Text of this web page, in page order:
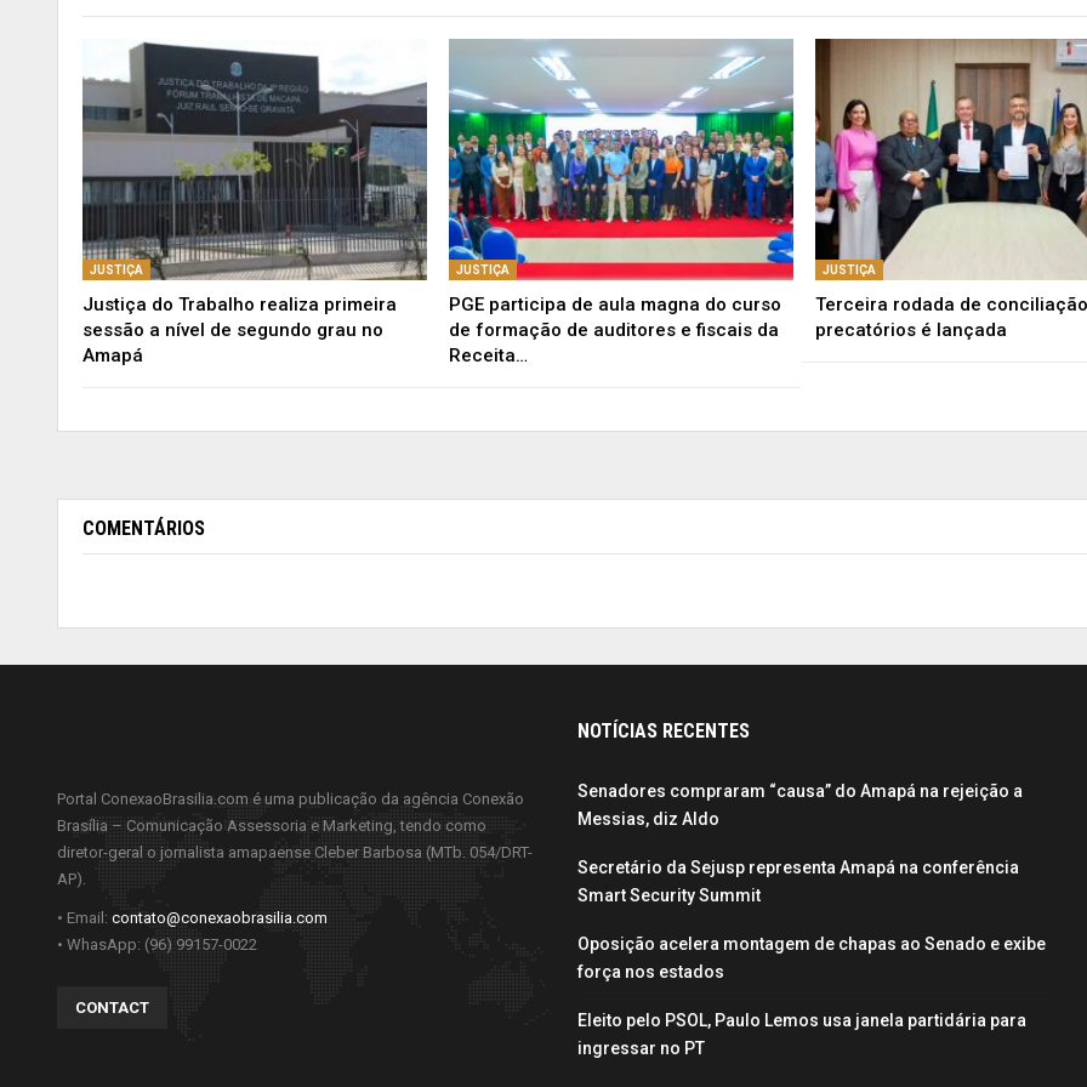
JUSTIÇA
Justiça do Trabalho realiza primeira
sessão a nível de segundo grau no
Amapá
JUSTIÇA
PGE participa de aula magna do curso
de formação de auditores e fiscais da
Receita…
JUSTIÇA
Terceira rodada de
precatórios é lançada
COMENTÁRIOS
Portal ConexaoBrasilia.com é uma publicação da agência Conexão
Brasília – Comunicação Assessoria e Marketing, tendo como
diretor-geral o jornalista amapaense Cleber Barbosa (MTb. 054/DRT-
AP).
• Email: contato@conexaobrasilia.com
• WhasApp: (96) 99157-0022
CONTACT
NOTÍCIAS RECENTES
Senadores compraram “causa” do Amapá na rejeição a
Messias, diz Aldo
Secretário da Sejusp representa Amapá na conferência
Smart Security Summit
Oposição acelera montagem de chapas ao Senado e exibe
força nos estados
Eleito pelo PSOL, Paulo Lemos usa janela partidária para
ingressar no PT